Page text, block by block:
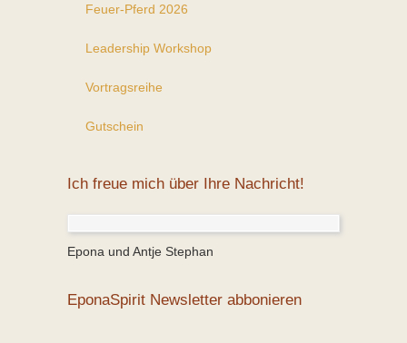
Feuer-Pferd 2026
Leadership Workshop
Vortragsreihe
Gutschein
Ich freue mich über Ihre Nachricht!
Epona und Antje Stephan
EponaSpirit Newsletter abbonieren